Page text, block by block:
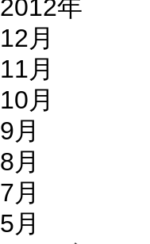
2012年
12月
11月
10月
9月
8月
7月
5月